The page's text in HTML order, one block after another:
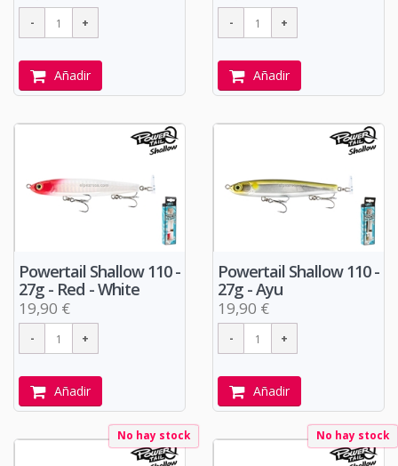
Añadir Añadir
Powertail Shallow 110 -
27g - Red - White
19,90 €
Añadir
Powertail Shallow 110 -
27g - Ayu
19,90 €
Añadir
No hay stock No hay stock